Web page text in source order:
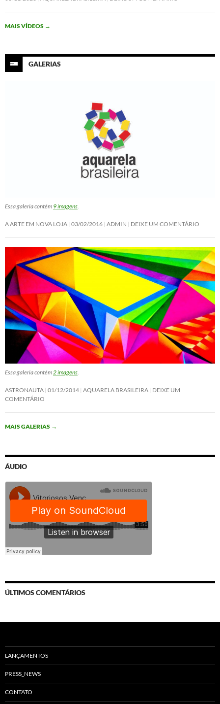
o
k
e
d
n
A
MAIS VÍDEOS →
GALERIAS
Essa galeria contém 9 imagens.
A ARTE EM NOVA LOJA 03/02/2016 ADMIN DEIXE UM COMENTÁRIO
Essa galeria contém2 imagens.
ASTRONAUTA 01/12/2014 AQUARELA BRASILEIRA DEIXE UM
COMENTÁRIO
MAIS GALERIAS →
ÁUDIO
ÚLTIMOS COMENTÁRIOS
LANÇAMENTOS
PRESS_NEWS
CONTATO